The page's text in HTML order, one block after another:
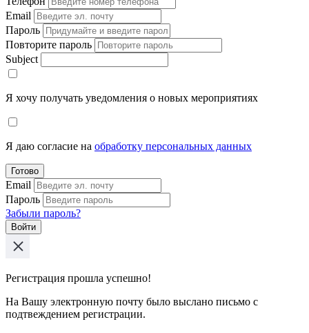
Email
Пароль
Повторите пароль
Subject
Я хочу получать уведомления о новых мероприятиях
Я даю согласие на обработку персональных данных
Готово
Email
Пароль
Забыли пароль?
Войти
Регистрация прошла успешно!
На Вашу электронную почту было выслано письмо с
подтвеждением регистрации.